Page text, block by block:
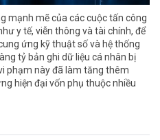
mạnh mẽ của các cuộc tấn công
y tế, viễn thông và tài chính, để
ứng kỹ thuật số và hệ thống
tỷ bản ghi dữ liệu cá nhân bị
phạm này đã làm tăng thêm
hiện đại vốn phụ thuộc nhiều